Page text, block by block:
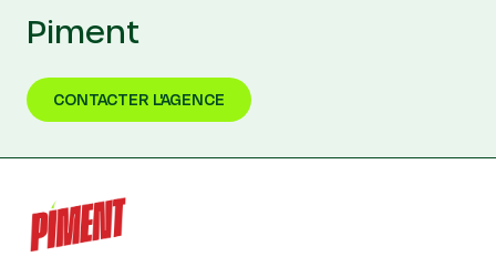
Piment
CONTACTER L'AGENCE